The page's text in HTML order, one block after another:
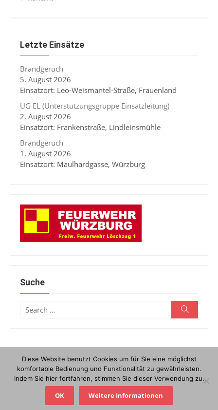
Letzte Einsätze
Brandgeruch
5. August 2026
Einsatzort: Leo-Weismantel-Straße, Frauenland
UG EL (Unterstützungsgruppe Einsatzleitung)
2. August 2026
Einsatzort: Frankenstraße, Lindleinsmühle
Brandgeruch
1. August 2026
Einsatzort: Maulhardgasse, Würzburg
Suche
Search
© 2026 Löschzug 1/ Powered by WordPress / Theme by Design
Lab
Anfahrt Datenschutzerklärung Impressum
Diese Website benutzt Cookies um für Sie eine möglichst
komfortable Bedienung und Funktionalität zu gewährleisten.
Indem Sie hier fortfahren, stimmen Sie dieser Verwendung zu.
OK Weitere Informationen